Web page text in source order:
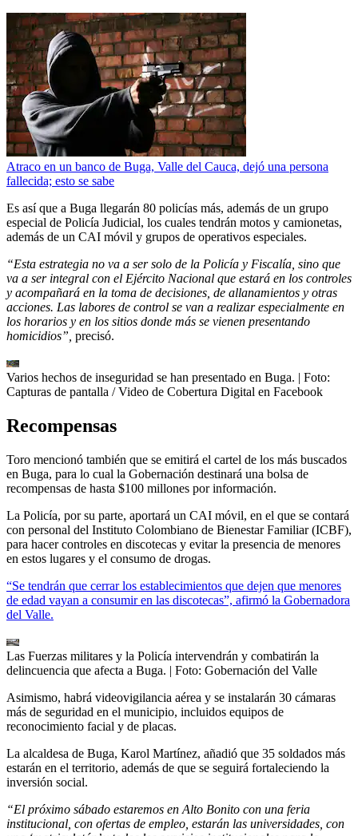
Atraco en un banco de Buga, Valle del Cauca, dejó una persona
fallecida; esto se sabe
Es así que a Buga llegarán 80 policías más, además de un grupo
especial de Policía Judicial, los cuales tendrán motos y camionetas,
además de un CAI móvil y grupos de operativos especiales.
“Esta estrategia no va a ser solo de la Policía y Fiscalía, sino que
va a ser integral con el Ejército Nacional que estará en los controles
y acompañará en la toma de decisiones, de allanamientos y otras
acciones. Las labores de control se van a realizar especialmente en
los horarios y en los sitios donde más se vienen presentando
homicidios”, precisó.
Varios hechos de inseguridad se han presentado en Buga. | Foto:
Capturas de pantalla / Video de Cobertura Digital en Facebook
Recompensas
Toro mencionó también que se emitirá el cartel de los más buscados
en Buga, para lo cual la Gobernación destinará una bolsa de
recompensas de hasta $100 millones por información.
La Policía, por su parte, aportará un CAI móvil, en el que se contará
con personal del Instituto Colombiano de Bienestar Familiar (ICBF),
para hacer controles en discotecas y evitar la presencia de menores
en estos lugares y el consumo de drogas.
“Se tendrán que cerrar los establecimientos que dejen que menores
de edad vayan a consumir en las discotecas”, afirmó la Gobernadora
del Valle.
Las Fuerzas militares y la Policía intervendrán y combatirán la
delincuencia que afecta a Buga. | Foto: Gobernación del Valle
Asimismo, habrá videovigilancia aérea y se instalarán 30 cámaras
más de seguridad en el municipio, incluidos equipos de
reconocimiento facial y de placas.
La alcaldesa de Buga, Karol Martínez, añadió que 35 soldados más
estarán en el territorio, además de que se seguirá fortaleciendo la
inversión social.
“El próximo sábado estaremos en Alto Bonito con una feria
institucional, con ofertas de empleo, estarán las universidades, con